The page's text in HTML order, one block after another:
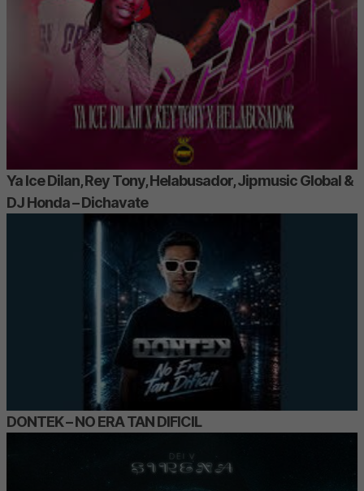
Ya Ice Dilan, Rey Tony, Helabusador, Jipmusic Global &
DJ Honda – Dichavate
DONTEK – NO ERA TAN DIFICIL